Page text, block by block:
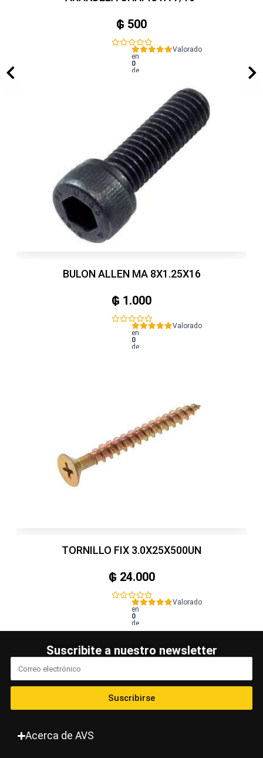
₲ 500
Valorado
en
0
de
BULON ALLEN MA 8X1.25X16
₲ 1.000
Valorado
en
0
de
TORNILLO FIX 3.0X25X500UN
₲ 24.000
Valorado
en
0
de
5
Suscribite a nuestro newsletter
Suscribirse
Acerca de AVS